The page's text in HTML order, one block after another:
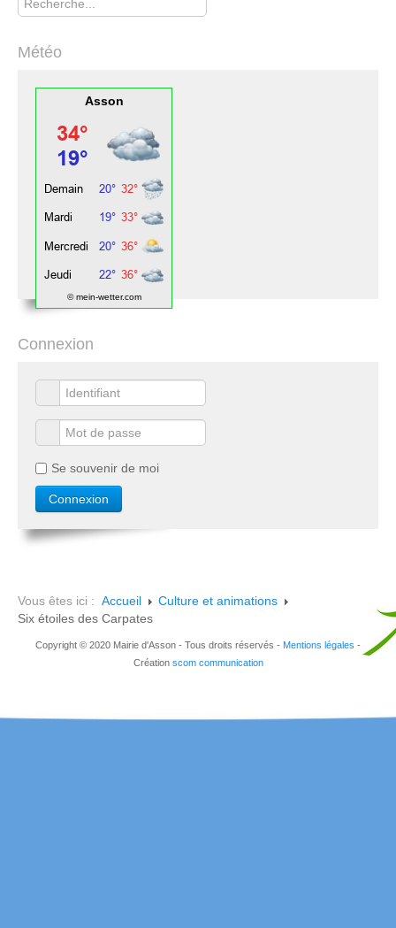
Météo
Asson
© mein-wetter.com
Connexion
Se souvenir de moi
Vous êtes ici : Accueil
Culture et animations
Six étoiles des Carpates
Copyright © 2020 Mairie d'Asson - Tous droits réservés - Mentions légales -
Création scom communication